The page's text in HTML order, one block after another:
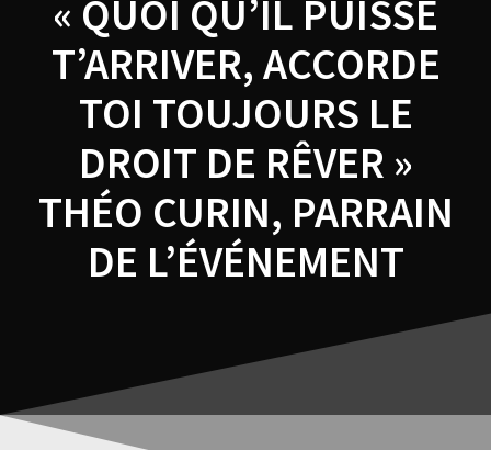
« QUOI QU’IL PUISSE
T’ARRIVER, ACCORDE
TOI TOUJOURS LE
DROIT DE RÊVER »
THÉO CURIN, PARRAIN
DE L’ÉVÉNEMENT